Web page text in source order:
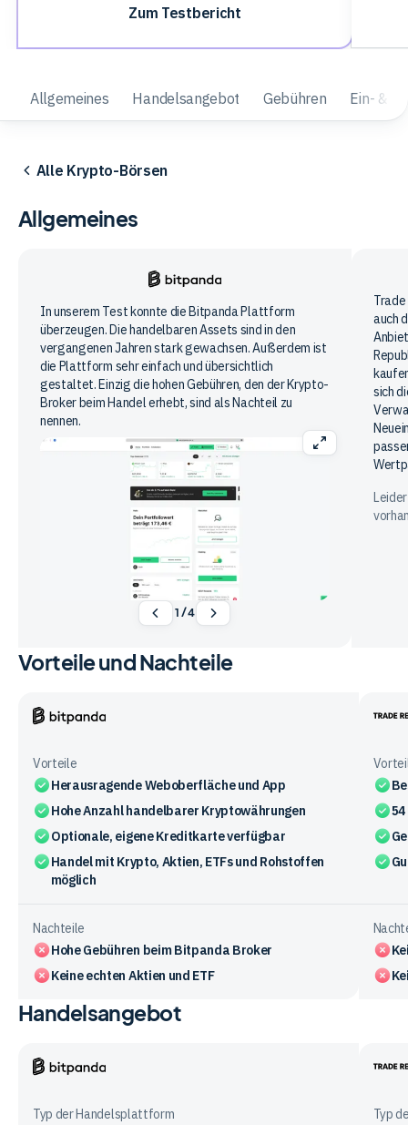
Zum Testbericht
Allgemeines Handelsangebot Gebühren Ein- &
Alle Krypto-Börsen
Allgemeines
Bitpanda
In unserem Test konnte die Bitpanda Plattform
überzeugen. Die handelbaren Assets sind in den
vergangenen Jahren stark gewachsen. Außerdem ist
die Plattform sehr einfach und übersichtlich
gestaltet. Einzig die hohen Gebühren, den der Krypto-
Broker beim Handel erhebt, sind als Nachteil zu
nennen.
1 /4
auch
sich
Vorteile und Nachteile
Vorteile
Herausragende Weboberfläche und App
Hohe Anzahl handelbarer Kryptowährungen
Optionale, eigene Kreditkarte verfügbar
Handel mit Krypto, Aktien, ETFs und Rohstoffen
möglich
Nachteile
Hohe Gebühren beim Bitpanda Broker
Keine echten Aktien und ETF
Vergleichstabelle
den
Vorteile
Nachteile
Handelsangebot
Typ der Handelsplattform
Typ